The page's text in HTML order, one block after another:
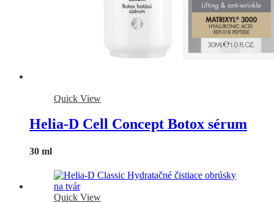
Quick View
Helia-D Cell Concept Botox sérum
30 ml
Quick View